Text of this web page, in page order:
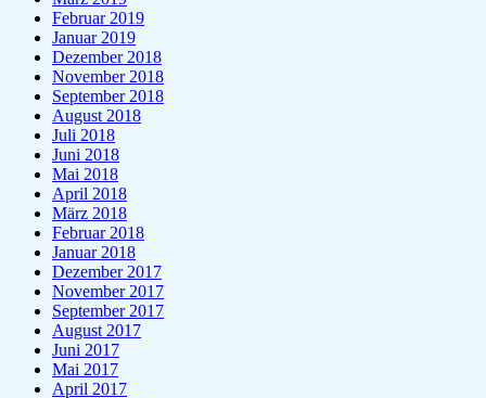
Februar 2019
Januar 2019
Dezember 2018
November 2018
September 2018
August 2018
Juli 2018
Juni 2018
Mai 2018
April 2018
März 2018
Februar 2018
Januar 2018
Dezember 2017
November 2017
September 2017
August 2017
Juni 2017
Mai 2017
April 2017